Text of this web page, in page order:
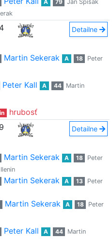
A 79
Ján Špišak
4 Detailne
Martin Sekerak A 18
Peter
Peter Kall A 44
Martin
hrubosť
9 Detailne
Martin Sekerak A 18
Peter
Martin Sekerak A 13
Peter
Martin Sekerak A 18
Peter
Peter Kall A 44
Martin